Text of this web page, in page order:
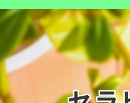
リンパ・
フェイス
ハンドコ
フットコ